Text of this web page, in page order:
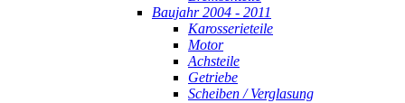
Baujahr 2004 - 2011
Karosserieteile
Motor
Achsteile
Getriebe
Scheiben / Verglasung